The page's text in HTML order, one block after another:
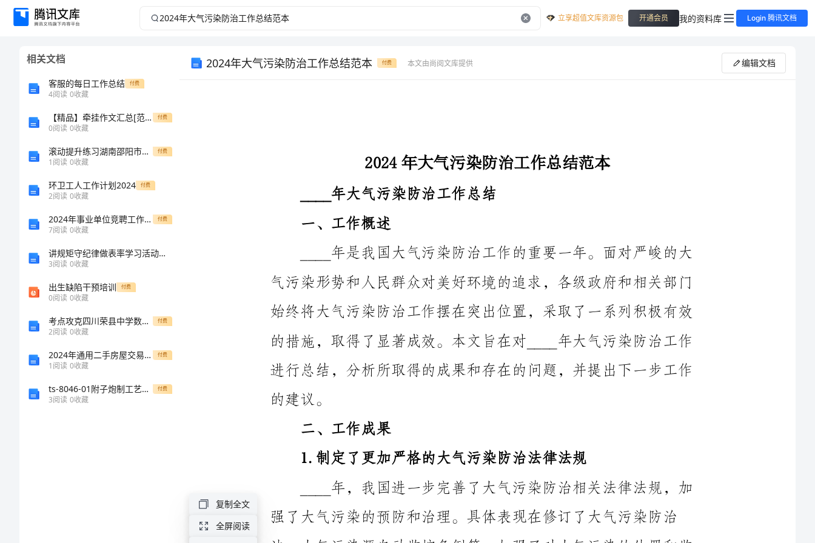
2024
2024
立享超值文库资源包 开通会员 我的资料库 Login 腾讯文档
相关文档
客服的每日工作总结 付费
4阅读 0收藏
【精品】牵挂作文汇总[范文大全] 付费
0阅读 0收藏
滚动提升练习湖南邵阳市武冈二中数学七年级上册第三章一元一次方程方程同步测评试卷（解析版含答案） 付费
1阅读 0收藏
环卫工人工作计划2024 付费
2阅读 0收藏
2024年事业单位竞聘工作总结 付费
7阅读 0收藏
讲规矩守纪律做表率学习活动心得体会范文
3阅读 0收藏
出生缺陷干预培训 付费
0阅读 0收藏
考点攻克四川荣县中学数学八年级下册三角形专题测试B卷（解析版） 付费
2阅读 0收藏
2024年通用二手房屋交易合同范本 付费
1阅读 0收藏
ts-8046-01附子炮制工艺规程 付费
3阅读 0收藏
2024年大气污染防治工作总结范本 付费 本文由尚阅文库提供 编辑文档
2.推进了重点区域大气污染治理
针对重点区域的大气污染问题，____年我们采取了一系列措
____年大气污染防治工作总结
始终将大气污染防治工作摆在突出位置，采取了一系列积极有效
二、工作成果
1.制定了更加严格的大气污染防治法律法规
复制全文
全屏阅读